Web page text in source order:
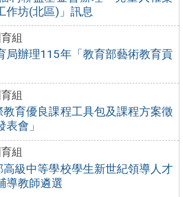
作坊(北區)」訊息
組
局辦理115年「教育部藝術教育貢
組
教育優良課程工具包及課程方案徵
會」
組
級中等學校學生新世紀領導人才
導教師遴選